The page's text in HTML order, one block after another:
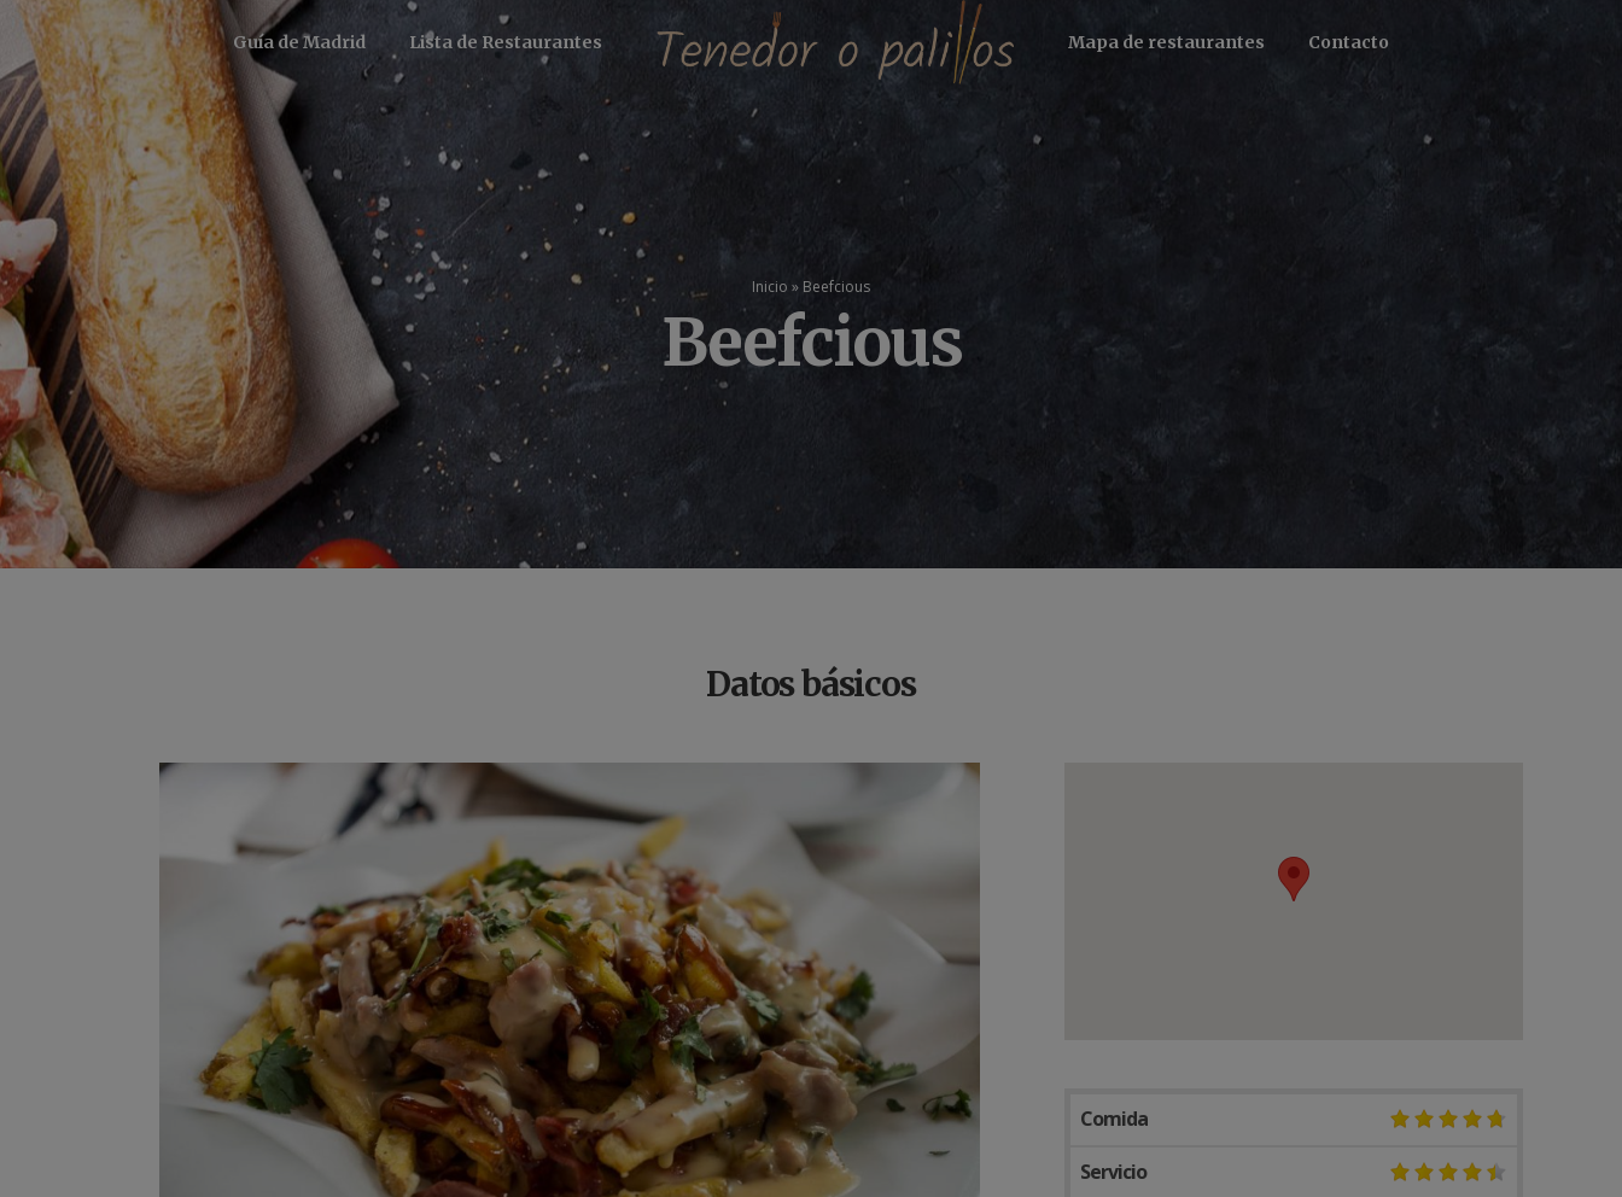
Guía de Madrid Lista de Restaurantes Mapa de restaurantes Contacto
Inicio » Beefcious
Beefcious
Datos básicos
Comida
Servicio